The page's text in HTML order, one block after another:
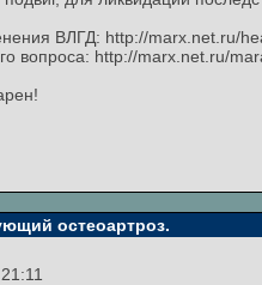
ВЛГД: http://marx.net.ru/
вопроса: http://marx.net.ru/
остеоартроз.